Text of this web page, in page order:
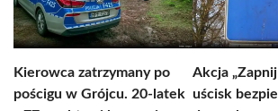
Kierowca zatrzymany po
pościgu w Grójcu. 20-latek
Akcja
uścisk